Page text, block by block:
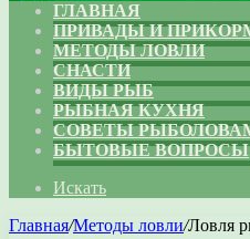
ГЛАВНАЯ
ПРИВАДЫ И
МЕТОДЫ ЛОВЛИ
СНАСТИ
ВИДЫ РЫБ
РЫБНАЯ КУХНЯ
СОВЕТЫ
БЫТОВЫЕ ВОПРОСЫ
Искать
Главная/Методы ловли/Ловля